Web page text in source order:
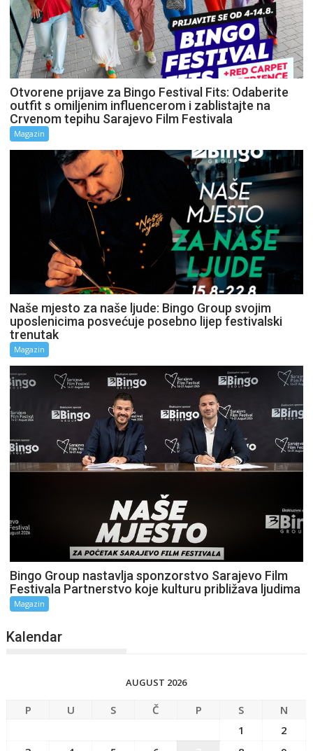
Otvorene prijave za Bingo Festival Fits: Odaberite
outfit s omiljenim influencerom i zablistajte na
Crvenom tepihu Sarajevo Film Festivala
Magazin
Naše mjesto za naše ljude: Bingo Group svojim
uposlenicima posvećuje posebno lijep festivalski
trenutak
Magazin
Bingo Group nastavlja sponzorstvo Sarajevo Film
Festivala Partnerstvo koje kulturu približava ljudima
Magazin
Kalendar
AUGUST 2026
P U S Č P S
N
1
2